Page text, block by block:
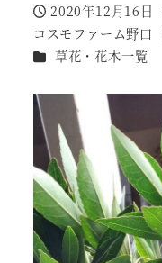
投稿日
2020年12月16日
著
者
コスモファーム野口
カテゴリー
草花・花木一覧